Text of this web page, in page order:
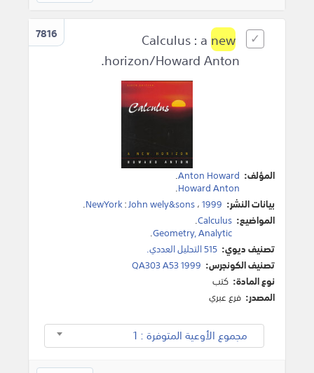
7816
new
horizon/Howard Anton.
المؤلف: Anton Howard
.
Howard Anton
.
بيانات النشر:
NewYork:John wely&sons،1999
.
المواضيع: Calculus
.
Geometry, Analytic
.
تصنيف ديوي: 515 التحليل العددي.
تصنيف الكونجرس: QA303 A53 1999
نوع المادة: كتب
المصدر: فرع عبري
مجموع الأوعية المتوفرة : 1